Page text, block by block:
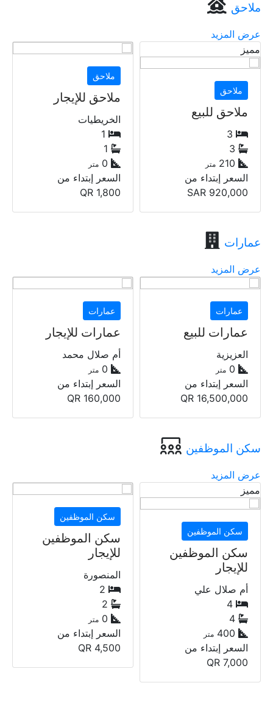
ملاحق
عرض المزيد
ملاحق للإيجار
الخريطيات
متر
السعر إبتداء من
1,800
QR
ملاحق
ملاحق
الخريطيات
متر
السعر إبتداء من
3,500
QR
عمارات
عرض المزيد
عمارات
عمارات للإيجار
أم صلال محمد
متر
السعر إبتداء من
160,000
QR
عمارات
عمارات للإيجار
الخور
السعر إبتداء من
150,000
QR
سكن الموظفين
عرض المزيد
سكن الموظفين
للإيجار
المنصورة
2
2
السعر إبتداء من
4,500
QR
سكن الموظفين
سكن الموظفين
للإيجار